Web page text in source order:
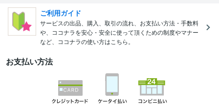
ご利用ガイド
サービスの出品、購入、取引の流れ、お支払い方法・手数料
や、ココナラを安心・安全に使って頂くための制度やマナー
など、ココナラの使い方はこちら。
お支払い方法